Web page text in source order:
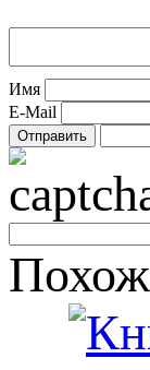
Имя
E-Mail